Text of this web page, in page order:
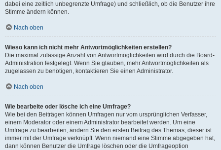
dabei eine zeitlich unbegrenzte Umfrage) und schließlich, ob die Benutzer ihre
Stimme ändern können.
Nach oben
Wieso kann ich nicht mehr Antwortmöglichkeiten erstellen?
Die maximal zulässige Anzahl von Antwortmöglichkeiten wird durch die Board-
Administration festgelegt. Wenn Sie glauben, mehr Antwortmöglichkeiten als
zugelassen zu benötigen, kontaktieren Sie einen Administrator.
Nach oben
Wie bearbeite oder lösche ich eine Umfrage?
Wie bei den Beiträgen können Umfragen nur vom ursprünglichen Verfasser,
einem Moderator oder einem Administrator bearbeitet werden. Um eine
Umfrage zu bearbeiten, ändern Sie den ersten Beitrag des Themas; dieser ist
immer mit der Umfrage verknüpft. Wenn niemand eine Stimme abgegeben hat,
dann können Benutzer die Umfrage löschen oder die Umfrageoption